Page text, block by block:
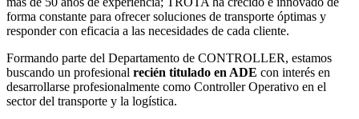
forma constante para ofrecer soluciones de transporte óptimas y
responder con eficacia a las necesidades de cada cliente.
Formando parte del Departamento de CONTROLLER, estamos
buscando un profesional recién titulado en ADE con interés en
desarrollarse profesionalmente como Controller Operativo en el
sector del transporte y la logística.